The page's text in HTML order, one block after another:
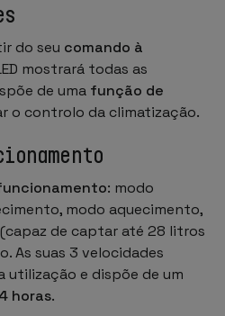
do seu comando à
mostrará todas as
de uma função de
o controlo da climatização.
: modo
modo aquecimento,
de captar até 28 litros
As suas 3 velocidades
utilização e dispõe de um
horas.